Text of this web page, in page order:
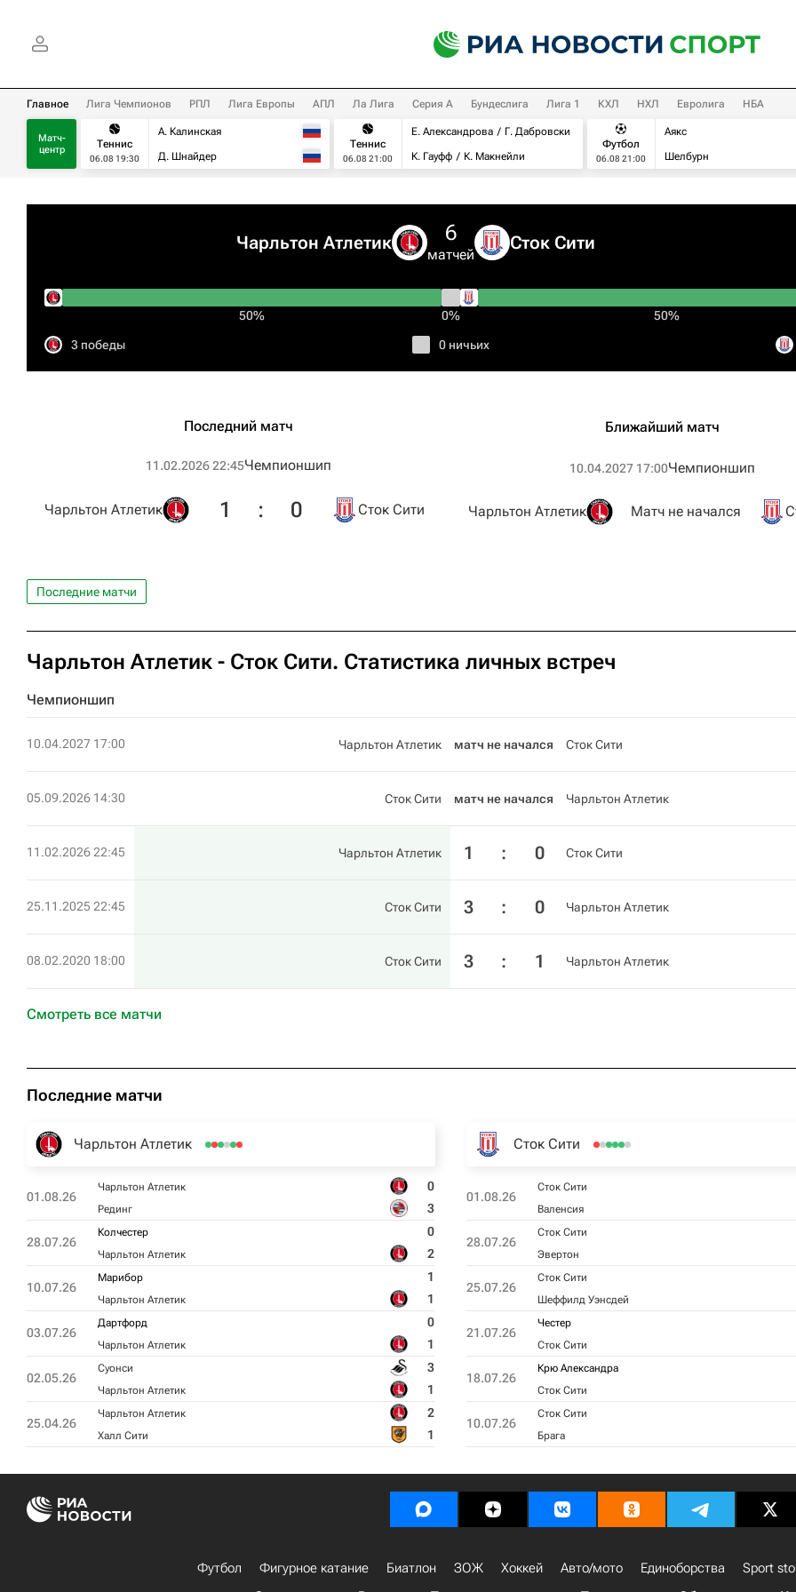
Главное Лига Чемпионов РПЛ Лига Европы АПЛ Ла Лига Серия А Бундеслига Лига 1 КХЛ НХЛ Евролига НБА
Матч-
центр
Теннис
06.08 19:30
А. Калинская
Д. Шнайдер
Теннис
06.08 21:00
Е. Александрова
Г. Дабровски
К. Гауфф
К. Макнейли
Футбол
06.08 21:00
Аякс
Шелбурн
Чарльтон Атлетик 6
матчей
Сток Сити
50% 0% 50%
3 победы 0 ничьих
Последний матч
11.02.2026 22:45Чемпионшип
Чарльтон Атлетик 1 : 0 Сток Сити
Ближайший матч
10.04.2027 17:00Чемпионшип
Чарльтон Атлетик Матч не начался
Последние матчи
Чарльтон Атлетик - Сток Сити. Статистика личных встреч
Чемпионшип
10.04.2027 17:00 Чарльтон Атлетик матч не начался Сток Сити
05.09.2026 14:30 Сток Сити матч не начался Чарльтон Атлетик
11.02.2026 22:45 Чарльтон Атлетик 1 : 0 Сток Сити
25.11.2025 22:45 Сток Сити 3 : 0 Чарльтон Атлетик
08.02.2020 18:00 Сток Сити 3 : 1 Чарльтон Атлетик
Смотреть все матчи
Последние матчи
Чарльтон Атлетик
01.08.26
Чарльтон Атлетик 0
Рединг 3
28.07.26
Колчестер 0
Чарльтон Атлетик 2
10.07.26
Марибор 1
Чарльтон Атлетик 1
03.07.26
Дартфорд 0
Чарльтон Атлетик 1
02.05.26
Суонси 3
Чарльтон Атлетик 1
25.04.26
Чарльтон Атлетик 2
Халл Сити 1
Сток Сити
01.08.26
Сток Сити
Валенсия
28.07.26
Сток Сити
Эвертон
25.07.26
Сток Сити
Шеффилд Уэнсдей
21.07.26
Честер
Сток Сити
18.07.26
Крю Александра
Сток Сити
10.07.26
Сток Сити
Брага
Футбол Фигурное катание Биатлон ЗОЖ Хоккей Авто/мото Единоборства
Sport